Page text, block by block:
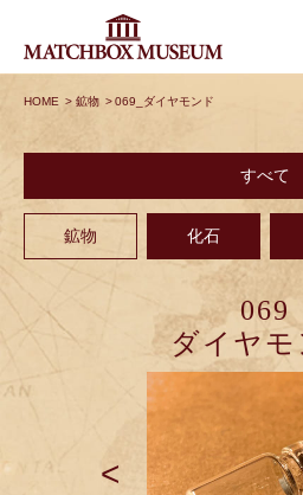
HOME > 鉱物 > 069_ダイヤモンド
すべて
鉱物 化石
<
069
ダイヤモ